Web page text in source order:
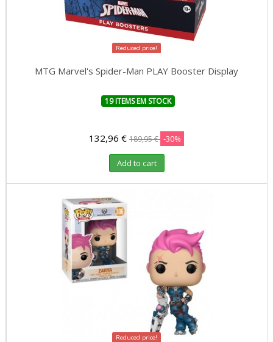
Reduced price!
MTG Marvel's Spider-Man PLAY Booster Display
19 ITEMS EM STOCK
132,96 € 189,95 € -30%
Add to cart
Reduced price!